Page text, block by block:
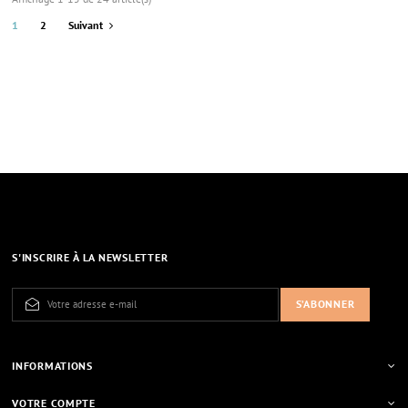
1
2 Suivant
S'INSCRIRE À LA NEWSLETTER
INFORMATIONS
VOTRE COMPTE